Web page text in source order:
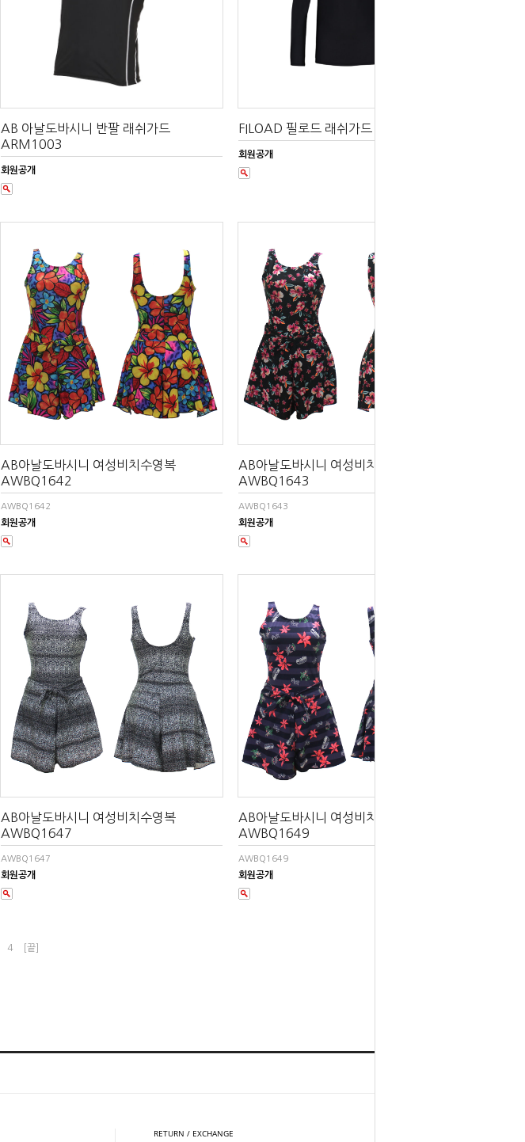
AB 아날도바시니 반팔 래쉬가드
ARM1003
회원공개
FILOAD 필로드 래쉬가드 FMRA781
회원공개
AB아날도바시니 여성비치수영복
AWBQ1642
AWBQ1642
회원공개
AB아날도바시니 여성비치수영복
AWBQ1643
AWBQ1643
회원공개
AB아날도바시니 여성비치수영복
AWBQ1647
AWBQ1647
회원공개
AB아날도바시니 여성비치수영복
AWBQ1649
AWBQ1649
회원공개
4 [끝]
RETURN / EXCHANGE